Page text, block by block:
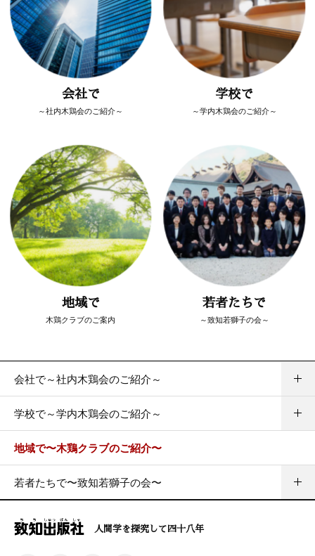
会社で
～社内木鶏会のご紹介～
学校で
～学内木鶏会のご紹介～
地域で
木鶏クラブのご案内
若者たちで
～致知若獅子の会～
会社で～社内木鶏会のご紹介～
学校で～学内木鶏会のご紹介～
地域で〜木鶏クラブのご紹介〜
若者たちで〜致知若獅子の会〜
人間学を探究して四十八年